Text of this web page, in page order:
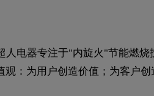
电器专注于"内旋火"节能燃
：为用户创造价值；为客户